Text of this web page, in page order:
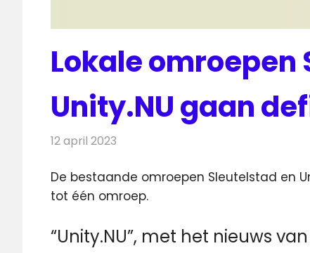
Lokale omroepen
Unity.NU gaan
12 april 2023
De bestaande omroepen Sleutelstad en
tot één omroep.
“Unity.NU”, met het nieuws